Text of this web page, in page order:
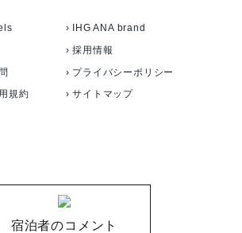
› IHG ANA brand
› 採用情報
› プライバシーポリシー
規約
› サイトマップ
宿泊者のコメント